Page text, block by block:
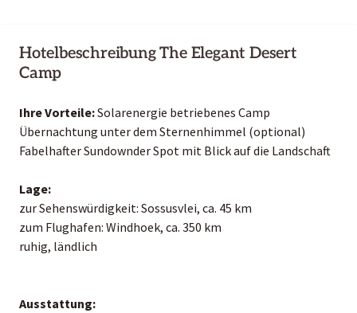
Hotelbeschreibung The Elegant Desert
Camp
Ihre Vorteile:Solarenergie betriebenes Camp
Übernachtung unter dem Sternenhimmel (optional)
Fabelhafter Sundownder Spot mit Blick auf die Landschaft
Lage:
zur Sehenswürdigkeit: Sossusvlei, ca. 45 km
zum Flughafen: Windhoek, ca. 350 km
ruhig, ländlich
Ausstattung: